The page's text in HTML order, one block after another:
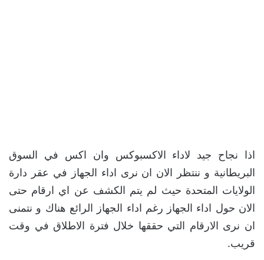
اذا نجاح جيد لاداء الاكسبوكس وان اكس في السوق
البريطانية و ننتظر الان ان نرى اداء الجهاز في عقر دارة
الولايات المتحدة حيث لم يتم الكشف عن اي ارقام حتى
الان حول اداء الجهاز رغم اداء الجهاز الرائع هناك و نتمنى
ان نرى الارقام التي حققها خلال فترة الاطلاق في وقت
قريب.